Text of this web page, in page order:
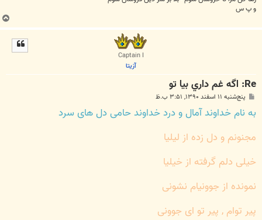
و پ س
ب
ا
Captain I
آزیتا
Re: اگه غم داري بيا تو
پ
ت
پنج‌شنبه ۱۱ اسفند ۱۳۹۰, ۳:۵۱ ب.ظ
به نام خداوند آمال و درد خداوند حامی دل های سرد
مجنونم و دل زده از لیلیا
خیلی دلم گرفته از خیلیا
نمونده از جوونیام نشونی
پیر توام , پیر تو ای جوونی